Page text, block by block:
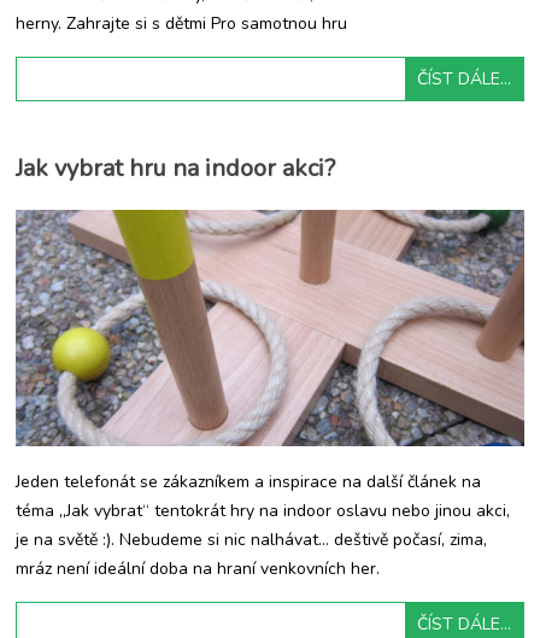
herny. Zahrajte si s dětmi Pro samotnou hru
ČÍST DÁLE...
Jak vybrat hru na indoor akci?
Jeden telefonát se zákazníkem a inspirace na další článek na
téma „Jak vybrat“ tentokrát hry na indoor oslavu nebo jinou akci,
je na světě :). Nebudeme si nic nalhávat… deštivě počasí, zima,
mráz není ideální doba na hraní venkovních her.
ČÍST DÁLE...